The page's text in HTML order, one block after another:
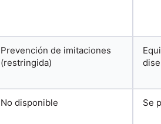
Prevención de imitaciones
(restringida)
No disponible Se